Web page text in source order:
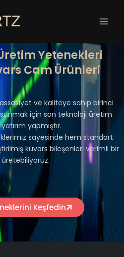
Yetenekleri
Cam Ürünleri
ve kaliteye sahip birinci
için son teknoloji üretim
yapmıştır.
sayesinde hem standart
kuvars bileşenleri verimli bir
Keşfedin